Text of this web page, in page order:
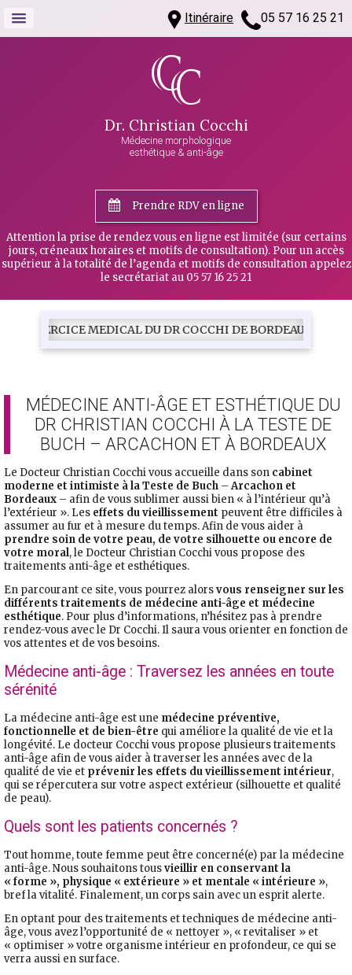
05 57 16 25 21
Itinéraire
Dr. Christian Cocchi
Médecine morphologique
esthétique & anti-âge
Prendre RDV en ligne
Attention la prise de rendez vous en ligne est limitée (sur certains
jours, créneaux horaires et motifs de consultation). Pour un accès
supérieur à la totalité de l’agenda et motifs de consultation appelez
le secrétariat au 05 57 16 25 21
MEDICAL DU DR COCCHI DE BORDEAUX - A
MÉDECINE ANTI-ÂGE ET ESTHÉTIQUE DU
DR CHRISTIAN COCCHI À LA TESTE DE
BUCH – ARCACHON ET À BORDEAUX
Le Docteur Christian Cocchi vous accueille dans son cabinet
moderne et intimiste à la Teste de Buch –Arcachon et
Bordeaux – afin de vous sublimer aussi bien « à l’intérieur qu’à
l’extérieur ». Les effets du vieillissement peuvent être difficiles à
assumer au fur et à mesure du temps. Afin de vous aider à
prendre soin de votre peau, de votre silhouette ou encore de
votre moral, le Docteur Christian Cocchi vous propose des
traitements anti-âge et esthétiques.
En parcourant ce site, vous pourrez alorsvous renseigner sur les
différents traitements de médecine anti-âge et médecine
esthétique. Pour plus d’informations, n’hésitez pas à prendre
rendez-vous avec le Dr Cocchi. Il saura vous orienter en fonction de
vos attentes et de vos besoins.
Médecine anti-âge : Traversez les années en toute
sérénité
La médecine anti-âge est une médecine préventive,
fonctionnelle et de bien-être qui améliore la qualité de vie et la
longévité. Le docteur Cocchi vous propose plusieurs traitements
anti-âge afin de vous aider à traverser les années avec de la
qualité de vie et prévenir les effets du vieillissement intérieur,
qui se répercutera sur votre aspect extérieur (silhouette et qualité
de peau).
Quels sont les patients concernés ?
Tout homme, toute femme peut être concerné(e) par la médecine
anti-âge. Nous souhaitons tousvieillir en conservant la
« forme », physique « extérieure » et mentale « intérieure »,
bref la vitalité. Finalement, un corps sain avec un esprit alerte.
En optant pour des traitements et techniques de médecine anti-
âge, vous avez l’opportunité de « nettoyer », « revitaliser » et
« optimiser » votre organisme intérieur en profondeur, ce qui se
verra aussi en surface.